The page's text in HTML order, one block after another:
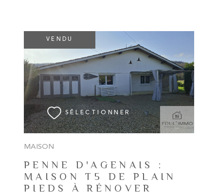
MAISON
PENNE D'AGENAIS :
MAISON T5 DE PLAIN
PIEDS À RÉNOVER
VENDU
SÉLECTIONNER
VOIR LE BIEN